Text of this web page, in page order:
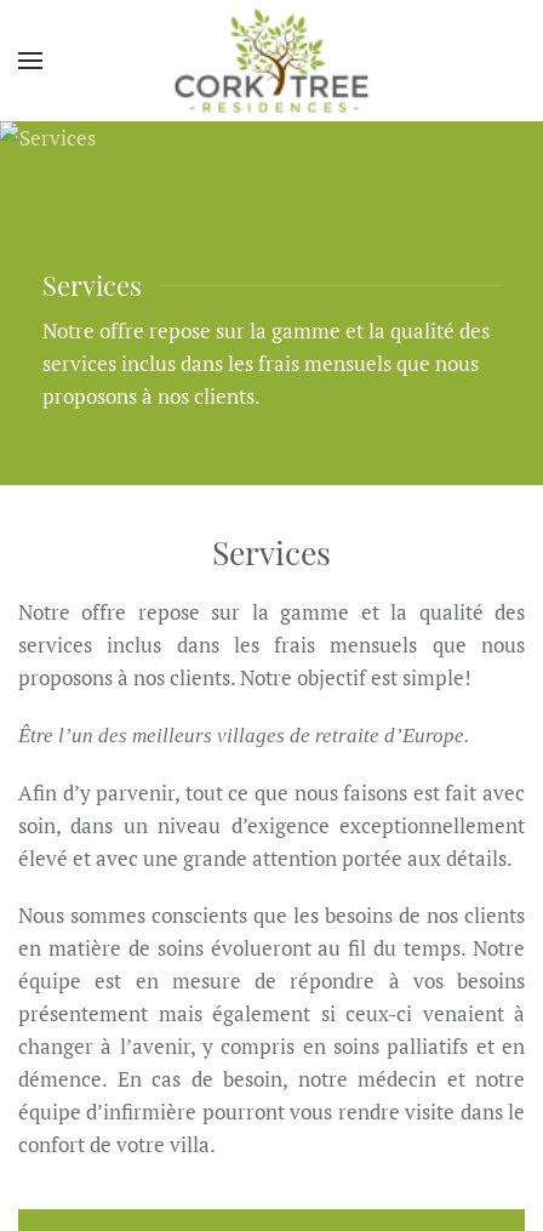
Services
Notre offre repose sur la gamme et la qualité des
services inclus dans les frais mensuels que nous
proposons à nos clients.
Services
Notre offre repose sur la gamme et la qualité des
services inclus dans les frais mensuels que nous
proposons à nos clients. Notre objectif est simple!
Être l’un des meilleurs villages de retraite d’Europe.
Afin d’y parvenir, tout ce que nous faisons est fait avec
soin, dans un niveau d’exigence exceptionnellement
élevé et avec une grande attention portée aux détails.
Nous sommes conscients que les besoins de nos clients
en matière de soins évolueront au fil du temps. Notre
équipe est en mesure de répondre à vos besoins
présentement mais également si ceux-ci venaient à
changer à l’avenir, y compris en soins palliatifs et en
démence. En cas de besoin, notre médecin et notre
équipe d’infirmière pourront vous rendre visite dans le
confort de votre villa.